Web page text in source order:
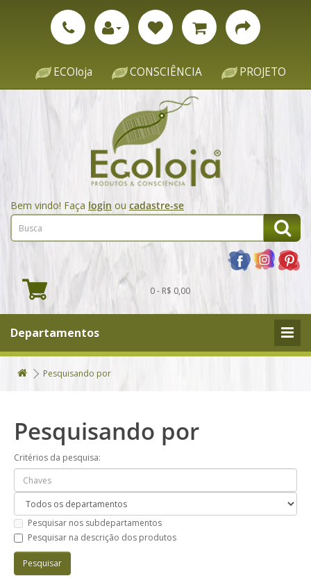
ECOloja CONSCIÊNCIA PROJETO
Bem vindo! Faça login ou cadastre-se
0 - R$ 0,00
Departamentos
Pesquisando por
Pesquisando por
Critérios da pesquisa:
Pesquisar nos subdepartamentos
Pesquisar na descrição dos produtos